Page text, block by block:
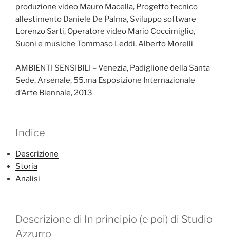
produzione video Mauro Macella, Progetto tecnico
allestimento Daniele De Palma, Sviluppo software
Lorenzo Sarti, Operatore video Mario Coccimiglio,
Suoni e musiche Tommaso Leddi, Alberto Morelli
AMBIENTI SENSIBILI – Venezia, Padiglione della Santa
Sede, Arsenale, 55.ma Esposizione Internazionale
d’Arte Biennale, 2013
Indice
Descrizione
Storia
Analisi
Descrizione di In principio (e poi) di Studio
Azzurro